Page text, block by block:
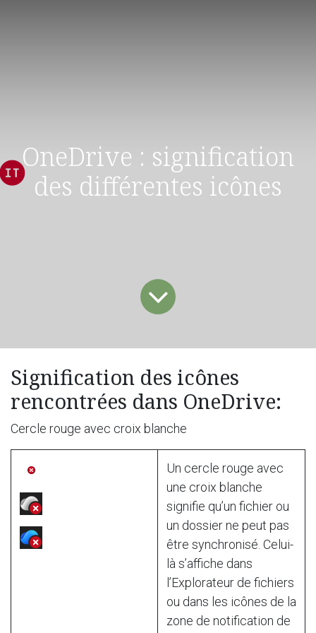
OneDrive : signification
des différentes icônes
Signification des icônes
rencontrées dans OneDrive:
Cercle rouge avec croix blanche
Un cercle rouge avec
une croix blanche
signifie qu’un fichier ou
un dossier ne peut pas
être synchronisé. Celui-
là s’affiche dans
l’Explorateur de fichiers
ou dans les icônes de la
zone de notification de